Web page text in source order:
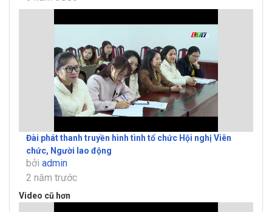
Đài phát thanh truyền hình tình tổ chức Hội nghị Viên
chức, Người lao động
bởi admin
2 năm trước
Video cũ hơn